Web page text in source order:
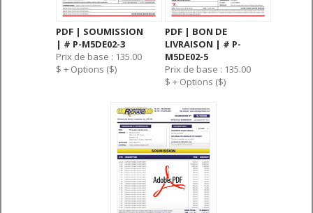
PDF | SOUMISSION
| # P-M5DE02-3
Prix de base : 135.00
$ + Options ($)
PDF | BON DE
LIVRAISON | # P-
M5DE02-5
Prix de base : 135.00
$ + Options ($)